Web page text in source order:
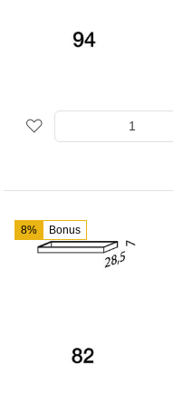
8% Bonus